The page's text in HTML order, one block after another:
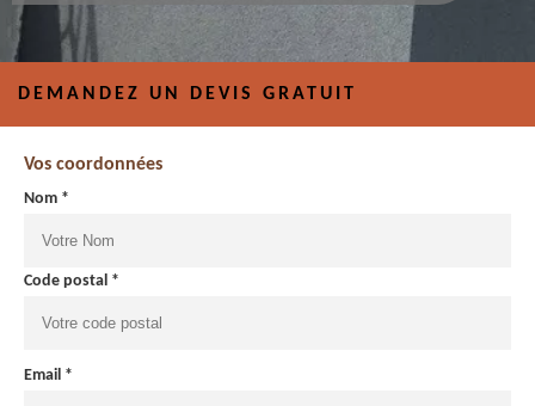
DEMANDEZ UN DEVIS GRATUIT
Vos coordonnées
Nom *
Code postal *
Email *